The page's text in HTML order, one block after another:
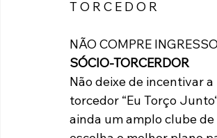
T O R C E D O R
NÃO COMPRE
SÓCIO-TORCERDOR
Não deixe de incentivar
torcedor “Eu Torço
ainda um amplo clube